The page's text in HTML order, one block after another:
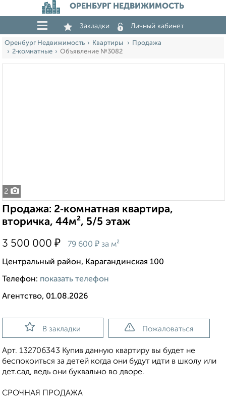
ОРЕНБУРГ НЕДВИЖИМОСТЬ
Закладки Личный кабинет
Оренбург Недвижимость Квартиры
Продажа
2‑комнатные
Объявление №3082
2
Продажа: 2‑комнатная квартира,
вторичка, 44м², 5/5 этаж
3 500 000 ₽ 79 600 ₽ за м²
Центральный район, Карагандинская 100
Телефон: показать телефон
Агентство, 01.08.2026
В закладки Пожаловаться
Арт. 132706343 Купив данную квартиру вы будет не
беспокоиться за детей когда они будут идти в школу или
дет.сад, ведь они буквально во дворе.
СРОЧНАЯ ПРОДАЖА